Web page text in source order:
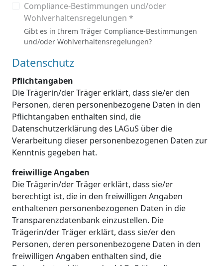
Compliance-Bestimmungen und/oder
Wohlverhaltensregelungen *
Gibt es in Ihrem Träger Compliance-Bestimmungen
und/oder Wohlverhaltensregelungen?
Datenschutz
Pflichtangaben
Die Trägerin/der Träger erklärt, dass sie/er den
Personen, deren personenbezogene Daten in den
Pflichtangaben enthalten sind, die
Datenschutzerklärung des LAGuS über die
Verarbeitung dieser personenbezogenen Daten zur
Kenntnis gegeben hat.
freiwillige Angaben
Die Trägerin/der Träger erklärt, dass sie/er
berechtigt ist, die in den freiwilligen Angaben
enthaltenen personenbezogenen Daten in die
Transparenzdatenbank einzustellen. Die
Trägerin/der Träger erklärt, dass sie/er den
Personen, deren personenbezogene Daten in den
freiwilligen Angaben enthalten sind, die